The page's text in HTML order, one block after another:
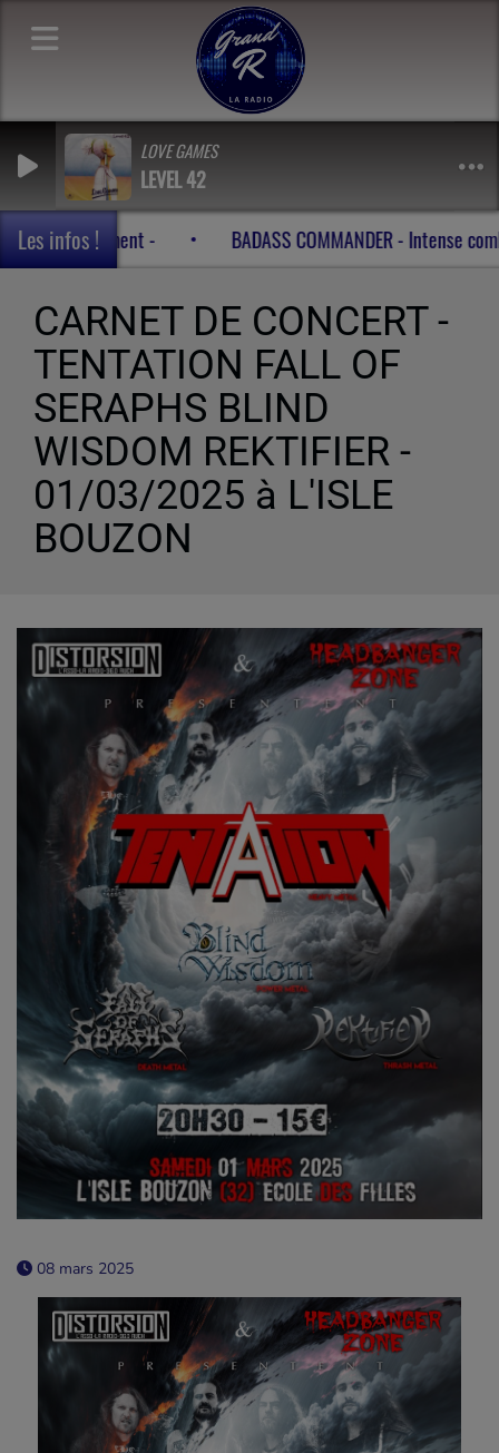
LOVE GAMES
LEVEL 42
Les infos !
POWER PALADIN - Beyond the reach of enchantment -
CARNET DE CONCERT -
TENTATION FALL OF
SERAPHS BLIND
WISDOM REKTIFIER -
01/03/2025 à L'ISLE
BOUZON
08 mars 2025